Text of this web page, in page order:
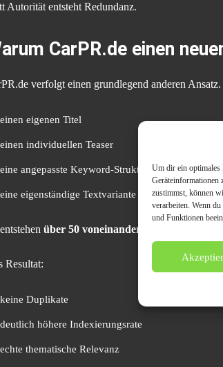
Um dir ein optimales
Geräteinformationen
zustimmst, können
verarbeiten. Wenn
und Funktionen
Autorität entsteht Redundanz.
CarPR.de einen
verfolgt einen grundlegend anderen
einen eigenen Titel
einen individuellen Teaser
eine angepasste Keyword-Struktur
eine eigenständige Textvariante
über 50 voneinander unabhängige
Resultat:
keine Duplikate
deutlich höhere Indexierungsrate
echte thematische Relevanz